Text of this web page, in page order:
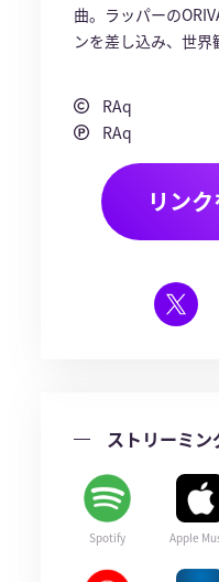
曲。ラッパーの
ンを差し込み、世界
RAq
RAq
リン
ストリーミン
Spotify Apple